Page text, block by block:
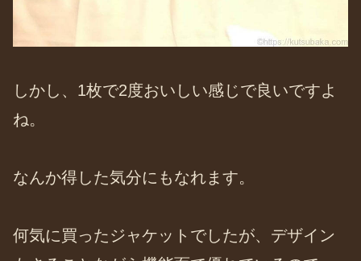
しかし、1枚で2度おいしい感じで良いですよ
ね。
なんか得した気分にもなれます。
何気に買ったジャケットでしたが、デザイン